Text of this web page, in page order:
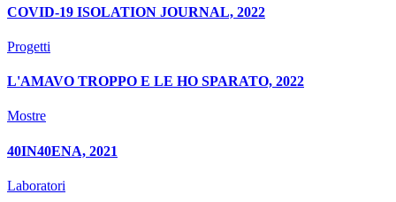
COVID-19 ISOLATION JOURNAL, 2022
Progetti
L'AMAVO TROPPO E LE HO SPARATO, 2022
Mostre
40IN40ENA, 2021
Laboratori